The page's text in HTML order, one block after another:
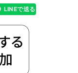
LINEで送る